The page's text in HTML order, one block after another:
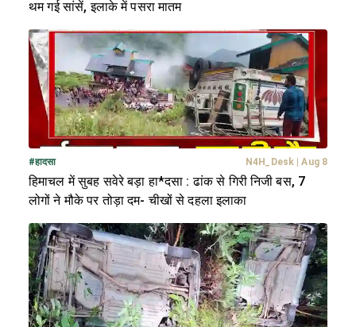
थम गई सांसें, इलाके में पसरा मातम
#हादसा N4H_Desk Aug 8
हिमाचल में सुबह सवेरे बड़ा हा*दसा : ढांक से गिरी निजी बस, 7
लोगों ने मौके पर तोड़ा दम- चीखों से दहला इलाका